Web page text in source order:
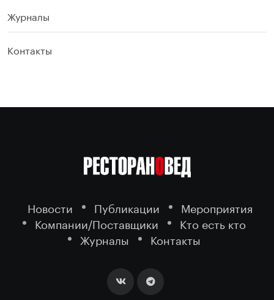
Журналы
Контакты
Новости Публикации
Мероприятия
Компании/Поставщики
Кто есть кто
Журналы
Контакты